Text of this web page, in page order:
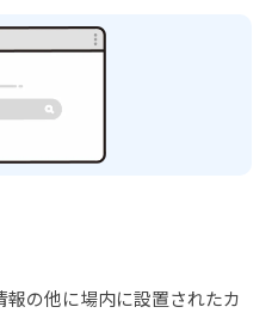
の他に場内に設置されたカ